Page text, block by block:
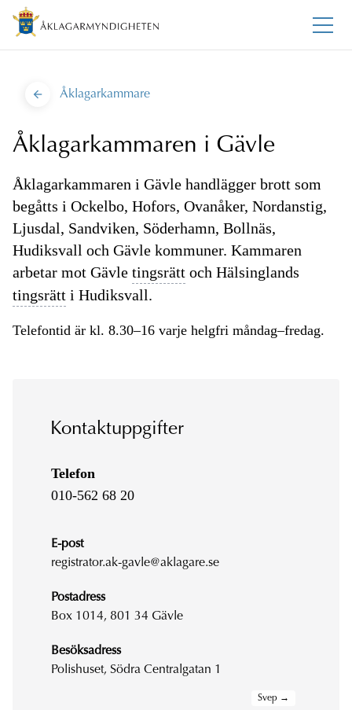
Åklagarkammare
Åklagarkammaren i Gävle
Åklagarkammaren i Gävle handlägger brott som
begåtts i Ockelbo, Hofors, Ovanåker, Nordanstig,
Ljusdal, Sandviken, Söderhamn, Bollnäs,
Hudiksvall och Gävle kommuner. Kammaren
arbetar mot Gävle tingsrätt och Hälsinglands
tingsrätt i Hudiksvall.
Telefontid är kl. 8.30–16 varje helgfri måndag–fredag.
Kontaktuppgifter
Telefon
010-562 68 20
E-post
registrator.ak-gavle@aklagare.se
Postadress
Box 1014, 801 34 Gävle
Besöksadress
Polishuset, Södra Centralgatan 1